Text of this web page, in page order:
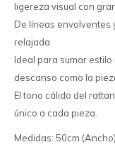
ligereza visual con
De líneas envolventes
relajada.
Ideal para sumar
descanso como la
El tono cálido del
único a cada pieza.
Medidas: 50cm